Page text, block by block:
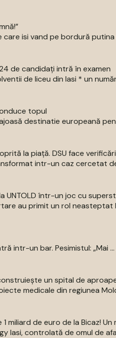
isi vand pe bordură putina
de candidați intră în examen
de liceu din Iasi * un număr
topul
destinatie europeană
la piață. DSU face verificări
intr-un caz cercetat
UNTOLD într-un joc cu
au primit un rol neasteptat
intr-un bar. Pesimistul: „Mai ...
un spital de
medicale din regiunea
miliard de euro de la Bicaz!
Iasi, controlată de omul de